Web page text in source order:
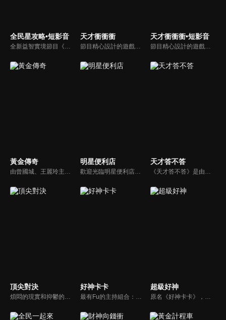
全民星攻略•短影音 天才衝衝衝
節目精心設計的遊戲內容，包括深受觀眾喜愛並且火紅於各大專院校的【TEMPO系列】，考驗藝人用肢體表達能力以及聯想能力的【你是WORD演】、【會演是英雄】，考驗英文程度的【EAR傳耳ABC】，超簡單、超爆笑的【看你怎麼說】，以及考驗藝人反應、機智以及隊友默契的【不可能的默契】等單元，逗趣又爆笑！
天才衝衝衝•短影音
節目精心設計的遊戲內容，包括深受觀眾喜愛並且火紅於各大專院校的【TEMPO系列】，考驗藝人用肢體表達能力以及聯想能力的【你是WORD演】、【會演是英雄】，考驗英文程度的【EAR傳耳ABC】，超簡單、超爆笑的【看你怎麼說】，以及考驗藝人反應、機智以及隊友默契的【不可能的默契】等單元，逗趣又爆笑！
黃金傳奇
由曾國城、王麗玲主持，許多人記憶中的經典外景綜藝節目之一。每次闖關成功的隊伍，可獲得藏寶圖；拼湊出完整藏寶圖者，可憑著藏寶圖提示至寶箱放置處；最後以正確寶箱之正確答案鑰匙開啟成功者，除隊長本身外的每位參賽者，即可獲得價值新台幣5萬元之黃金金牌。
明星便利店
歡迎光臨明星便利店！你覺得便利店裡面有什麼？關東煮？茶葉蛋？還是讓你尖叫的大明星？一家擁有明星的便利店，到底有多稀奇，你會不會想要光臨呢？
天才答不答
《天才答不答》是由吳宗憲和吳怡霈共同主持的益智節目。節目設立高額的獎金來考驗藝人們真實的人性，同時將題目立體化，讓你身歷其境去冒險答題。更有哪些出乎意料的處罰，讓藝人羞愧的不想再答錯！一個最接近「人性」與「真實」的益智節目，現在就讓吳宗憲帶你輕鬆玩轉知識。
頂尖對決
煩悶的現實和抑鬱的社會，你需要的就是笑、大聲笑、開口笑，《頂尖對決》就要你笑到落ㄟ骸，最具綜藝實力的庹宗康，和喜感十足的納豆各自領軍對抗，藝人搞笑pk笑果十足，《頂尖對決》讓你忘掉一週煩惱！
好神卡卡
最有Fu的主持組合：「A咖天王」徐乃麟+「好神天心」朱芯儀+「真理大學校花」洪棠+「台大獸醫碩士」LYDIA。遊戲的層層關卡，來賓必須要和主持人比反應，比記憶，比機智，比膽識，幸運女神的眷顧與遠離永遠都是個未知數！
超級好神
原名《好神卡卡》，後改名為《超級好神》，是一檔益智類綜藝節目，由「A咖天王」徐乃麟搭配黃鐙輝主持。「好神智慧王」、「好神記憶王」、「誰是爆點王」、「好神送好禮」四個單元，讓來賓一較高下。比反應，比記憶，比機智，比膽識，幸運女神的眷顧與遠離永遠都是個未知數！